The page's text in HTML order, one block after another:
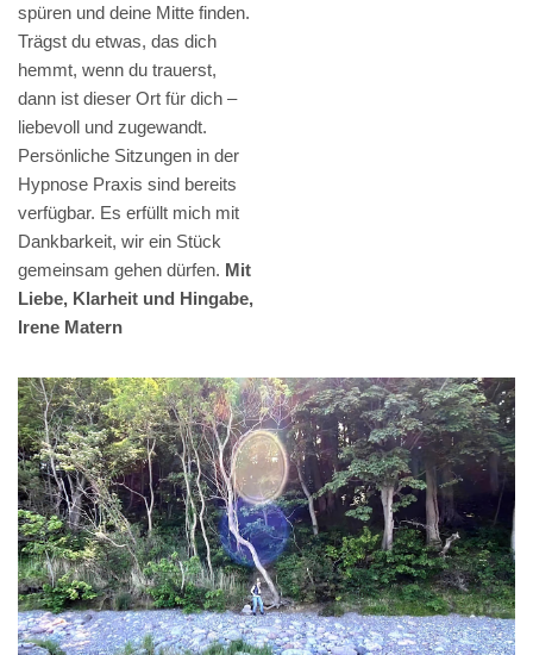
spüren und deine Mitte finden.
Trägst du etwas, das dich
hemmt, wenn du trauerst,
dann ist dieser Ort für dich –
liebevoll und zugewandt.
Persönliche Sitzungen in der
Hypnose Praxis sind bereits
verfügbar. Es erfüllt mich mit
Dankbarkeit, wir ein Stück
gemeinsam gehen dürfen. Mit
Liebe, Klarheit und Hingabe,
Irene Matern